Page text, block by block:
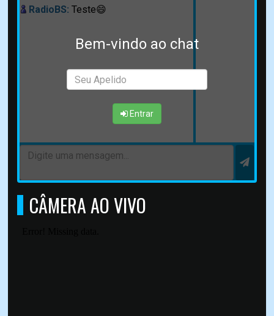
Bem-vindo ao chat
Entrar
RadioBS: Teste😄
CÂMERA AO VIVO